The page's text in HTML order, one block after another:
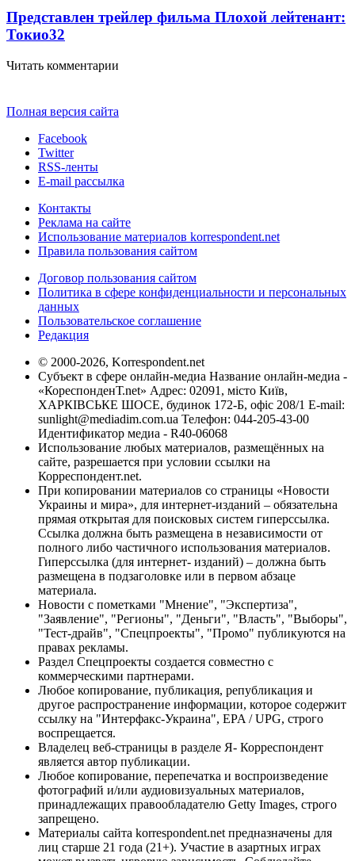
Представлен трейлер фильма Плохой лейтенант:
Токио32
Читать комментарии
Полная версия сайта
Facebook
Twitter
RSS-ленты
E-mail рассылка
Контакты
Реклама на сайте
Использование материалов korrespondent.net
Правила пользования сайтом
Договор пользования сайтом
Политика в сфере конфиденциальности и персональных
данных
Пользовательское соглашение
Редакция
© 2000-2026, Korrespondent.net
Субъект в сфере онлайн-медиа Название онлайн-медиа -
«КореспонденТ.net» Адрес: 02091, місто Київ,
ХАРКІВСЬКЕ ШОСЕ, будинок 172-Б, офіс 208/1 E-mail:
sunlight@mediadim.com.ua Телефон: 044-205-43-00
Идентификатор медиа - R40-06068
Использование любых материалов, размещённых на
сайте, разрешается при условии ссылки на
Корреспондент.net.
При копировании материалов со страницы «Новости
Украины и мира», для интернет-изданий – обязательна
прямая открытая для поисковых систем гиперссылка.
Ссылка должна быть размещена в независимости от
полного либо частичного использования материалов.
Гиперссылка (для интернет- изданий) – должна быть
размещена в подзаголовке или в первом абзаце
материала.
Новости с пометками "Мнение", "Экспертиза",
"Заявление", "Регионы", "Деньги", "Власть", "Выборы",
"Тест-драйв", "Спецпроекты", "Промо" публикуются на
правах рекламы.
Раздел Спецпроекты создается совместно с
коммерческими партнерами.
Любое копирование, публикация, републикация и
другое распространение информации, которое содержит
ссылку на "Интерфакс-Украина", EPA / UPG, строго
воспрещается.
Владелец веб-страницы в разделе Я- Корреспондент
является автор публикации.
Любое копирование, перепечатка и воспроизведение
фотографий и/или аудиовизуальных материалов,
принадлежащих правообладателю Getty Images, строго
запрещено.
Материалы сайта korrespondent.net предназначены для
лиц старше 21 года (21+). Участие в азартных играх